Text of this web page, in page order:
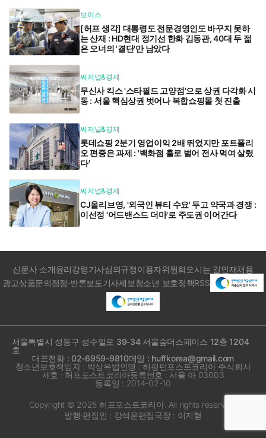
보이스
[허프 생각] 대통령도 전문경영인도 바꾸지 못하
는 산재 : HD현대 정기선 한화 김동관, 40대 두 젊
은 오너의 '결단'만 남았다
씨저널&경제
무신사 킥스 '스타필드 고양점'으로 상권 다각화 시
동 : 서울 핵심상권 벗어나 복합쇼핑몰 첫 진출
씨저널&경제
롯데쇼핑 2분기 영업이익 2배 뛰었지만 포트폴리
오 편중은 과제 : '백화점 홀로 벌어 전사 먹여 살렸
다'
씨저널&경제
CJ올리브영, '외국인 뷰티 수요' 두고 약국과 경쟁 :
이선정 '어드밴스드 더마'로 주도권 이어간다
신문사 소개윤리강령기사심의규정이용자위원회 오시는 길인재채용
광고상품문의정정·반론보도기사제보청소년 보호정책RSS
서울특별시 성동구 성수일로 39-34 서울숲더스페이스 12층 1204
호
대표전화 : 02-6959-9810메일 : huffkorea@gmail.com
청소년보호책임자 : 박상유법인명 : 허핑턴포스트코리아 주식회사
제호 : 허프포스트코리아등록번호 : 서울 아 03003
등록일 : 2014-02-10
Copyright © 2025 허프포스트코리아. All rights reserved.
발행·편집인 : 강석운편집국장 : 이지형